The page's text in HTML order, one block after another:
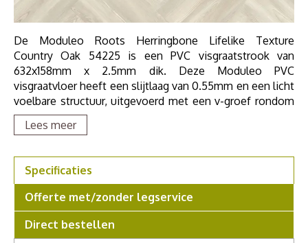
De Moduleo Roots Herringbone Lifelike Texture
Country Oak 54225 is een PVC visgraatstrook van
632x158mm x 2.5mm dik. Deze Moduleo PVC
visgraatvloer heeft een slijtlaag van 0.55mm en een licht
voelbare structuur, uitgevoerd met een v-groef rondom
de strook. Door zijn 0.55mm slijtlaag deze vloer zeer
geschikt voor zwaar huishoudelijk en project gebruik. De
geschikt voor vloerverwarming en is geluiddempend. De
Roots 55 Herringbone Lifelike Texture collectie van
Moduleo is zo levendig en divers als de natuur zelf.
Lees meer
Specificaties
Offerte met/zonder legservice
Direct bestellen